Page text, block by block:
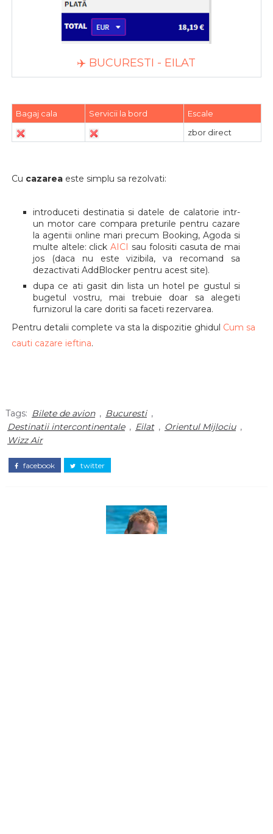
✈️ BUCURESTI - EILAT
Bagaj cala Servicii la bord
Escale
zbor direct
Cu cazareaeste simplu sa rezolvati:
introduceti destinatia si datele de calatorie intr-
un motor care compara preturile pentru cazare
la agentii online mari precum Booking, Agoda si
multe altele: clickAICI sau folositi casuta de mai
jos (daca nu este vizibila, va recomand sa
dezactivati AddBlocker pentru acest site).
dupa ce ati gasit din lista un hotel pe gustul si
bugetul vostru, mai trebuie doar sa alegeti
furnizorul la care doriti sa faceti rezervarea.
Pentru detalii complete va sta la dispozitie ghidul Cum sa
cauti cazare ieftina.
Tags: Bilete de avion , Bucuresti ,
Destinatii intercontinentale , Eilat , Orientul Mijlociu ,
Wizz Air
facebook twitter